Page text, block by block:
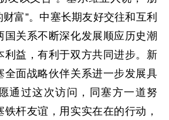
富”。中塞长期友好交往和互利
国关系不断深化发展顺应历史潮
利益，有利于双方共同进步。新
全面战略伙伴关系进一步发展具
通过这次访问，同塞方一道努
杆友谊，用实实在在的行动，